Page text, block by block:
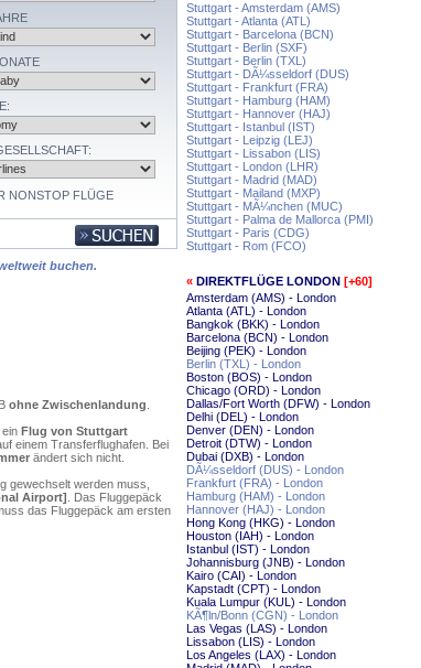
NONSTOP FLÜGE
buchen.
ohne Zwischenlandung
Flug von Stuttgart
einem Transferflughafen. Bei
ändert sich nicht.
gewechselt werden muss,
Airport] . Das Fluggepäck
das Fluggepäck am ersten
Stuttgart - Amsterdam (AMS)
Stuttgart - Atlanta (ATL)
Stuttgart - Barcelona (BCN)
Stuttgart - Berlin (SXF)
Stuttgart - Berlin (TXL)
Stuttgart - DÃ¼sseldorf (DUS)
Stuttgart - Frankfurt (FRA)
Stuttgart - Hamburg (HAM)
Stuttgart - Hannover (HAJ)
Stuttgart - Istanbul (IST)
Stuttgart - Leipzig (LEJ)
Stuttgart - Lissabon (LIS)
Stuttgart - London (LHR)
Stuttgart - Madrid (MAD)
Stuttgart - Mailand (MXP)
Stuttgart - MÃ¼nchen (MUC)
Stuttgart - Palma de Mallorca (PMI)
Stuttgart - Paris (CDG)
Stuttgart - Rom (FCO)
« DIREKTFLÜGE LONDON [+60]
Amsterdam (AMS) - London
Atlanta (ATL) - London
Bangkok (BKK) - London
Barcelona (BCN) - London
Beijing (PEK) - London
Berlin (TXL) - London
Boston (BOS) - London
Chicago (ORD) - London
Dallas/Fort Worth (DFW) - London
Delhi (DEL) - London
Denver (DEN) - London
Detroit (DTW) - London
Dubai (DXB) - London
DÃ¼sseldorf (DUS) - London
Frankfurt (FRA) - London
Hamburg (HAM) - London
Hannover (HAJ) - London
Hong Kong (HKG) - London
Houston (IAH) - London
Istanbul (IST) - London
Johannisburg (JNB) - London
Kairo (CAI) - London
Kapstadt (CPT) - London
Kuala Lumpur (KUL) - London
KÃ¶ln/Bonn (CGN) - London
Las Vegas (LAS) - London
Lissabon (LIS) - London
Los Angeles (LAX) - London